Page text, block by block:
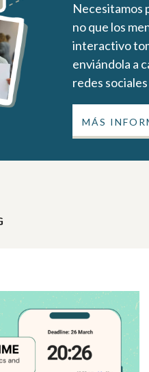
Necesitamos
no que los
interactivo
enviándola a
redes
MÁS